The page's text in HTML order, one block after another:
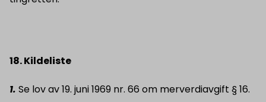
18. Kildeliste
1. Se lov av 19. juni 1969 nr. 66 om merverdiavgift § 16.